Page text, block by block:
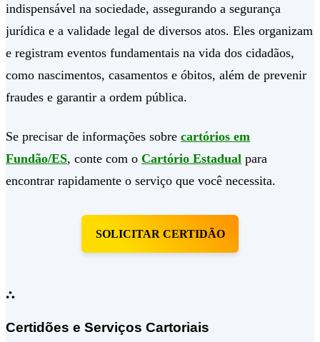
indispensável na sociedade, assegurando a segurança
jurídica e a validade legal de diversos atos. Eles organizam
e registram eventos fundamentais na vida dos cidadãos,
como nascimentos, casamentos e óbitos, além de prevenir
fraudes e garantir a ordem pública.
Se precisar de informações sobre cartórios em
Fundão/ES, conte com o Cartório Estadual para
encontrar rapidamente o serviço que você necessita.
SOLICITAR CERTIDÃO
⛬
Certidões e Serviços Cartoriais